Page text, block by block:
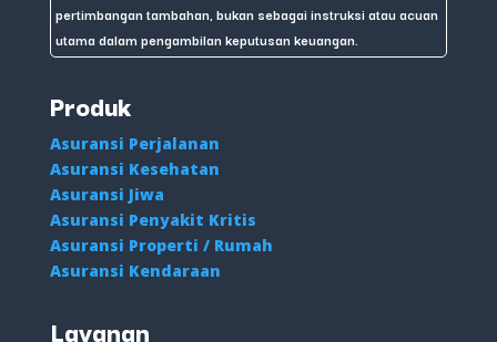
pertimbangan tambahan, bukan sebagai instruksi atau acuan
utama dalam pengambilan keputusan keuangan.
Produk
Asuransi Perjalanan
Asuransi Kesehatan
Asuransi Jiwa
Asuransi Penyakit Kritis
Asuransi Properti / Rumah
Asuransi Kendaraan
Layanan